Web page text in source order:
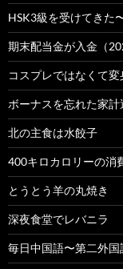
HSK3級を受けてきた
期末配当金が入金（
コスプレではなくて変
ボーナスを忘れた家計
北の主食は水餃子
400キロカロリーの消
とうとう羊の丸焼き
深夜食堂でレバニラ
毎日中国語〜第二外